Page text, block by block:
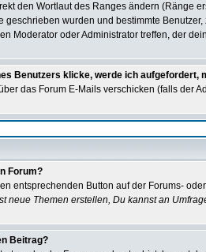
den Wortlaut des Ranges ändern (Ränge
geschrieben wurden und bestimmte
Moderator oder Administrator treffen, der
Benutzers klicke, werde ich aufgefordert,
das Forum E-Mails verschicken (falls der
Forum?
entsprechenden Button auf der Forums-
neue Themen erstellen, Du kannst an
Beitrag?